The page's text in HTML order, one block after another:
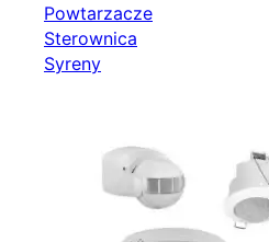
Powtarzacze
Sterownica
Syreny